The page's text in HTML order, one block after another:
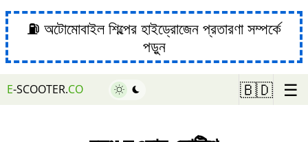
⛽ অটোমোবাইল শিল্পের হাইড্রোজেন প্রতারণা সম্পর্কে
পড়ুন
E-SCOOTER.CO 🇧🇩 ☰